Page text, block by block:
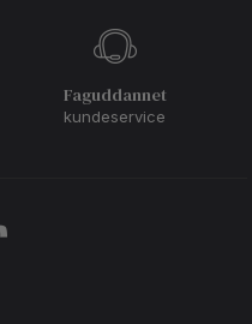
Faguddannet
kundeservice